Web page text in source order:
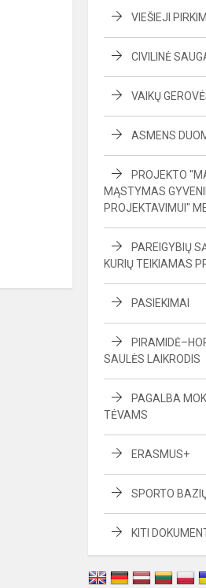
VIEŠIEJI
CIVILINĖ
VAIKŲ
ASMENS
PROJEKTO
MĄSTYMAS
PROJEKTAVIMUI"
PAREIGYBIŲ
KURIŲ TEIKIAMAS
PASIEKIMAI
SAULĖS LAIKRODIS
PAGALBA
TĖVAMS
ERASMUS+
SPORTO
KITI